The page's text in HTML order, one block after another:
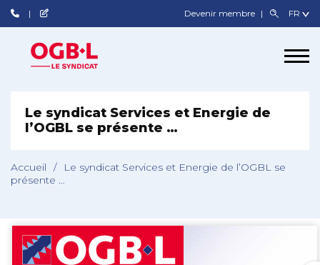
Devenir membre
Le syndicat Services et Energie de
l’OGBL se présente …
Accueil /
Le syndicat Services et Energie de l’OGBL se
présente …